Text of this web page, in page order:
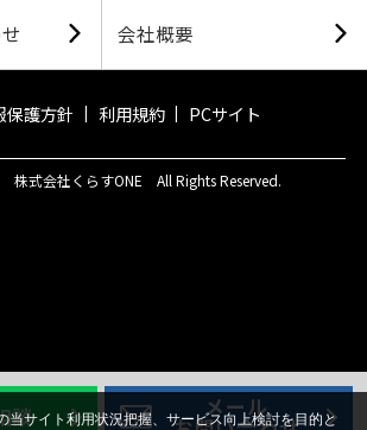
会社概要
保護方針 利用規約 PCサイト
談 メール
式会社くらすONE All Rights Reserved.
当サイト利用状況把握、サービス向上検討を目的と